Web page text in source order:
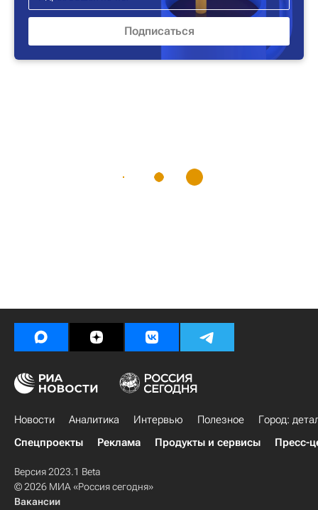
Новости Аналитика Интервью Полезное
Город:
Спецпроекты
Реклама Продукты и сервисы Пресс-
Версия 2023.1 Beta
© 2026 МИА «Россия сегодня»
Вакансии